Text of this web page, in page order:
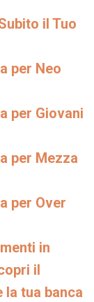
il Tuo
per Neo
per Giovani
per Mezza
per Over
in
il
la tua banca